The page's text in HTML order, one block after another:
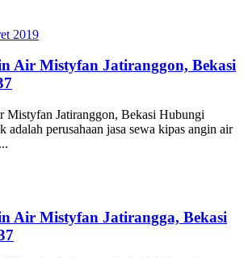
2019
Air Mistyfan Jatiranggon, Bekasi
Mistyfan Jatiranggon, Bekasi Hubungi
adalah perusahaan jasa sewa kipas angin air
Air Mistyfan Jatirangga, Bekasi